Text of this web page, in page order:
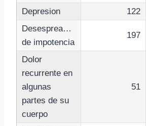
Depresion 122
Desespreacion/sensacion
de impotencia
197
Dolor
recurrente en
algunas
partes de su
cuerpo
51